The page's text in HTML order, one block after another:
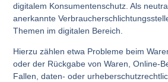
digitalem Konsumentenschutz. Als
anerkannte
Themen im digitalen Bereich.
Hierzu zählen etwa Probleme beim
oder der Rückgabe von Waren, Online-
Fallen, daten- oder